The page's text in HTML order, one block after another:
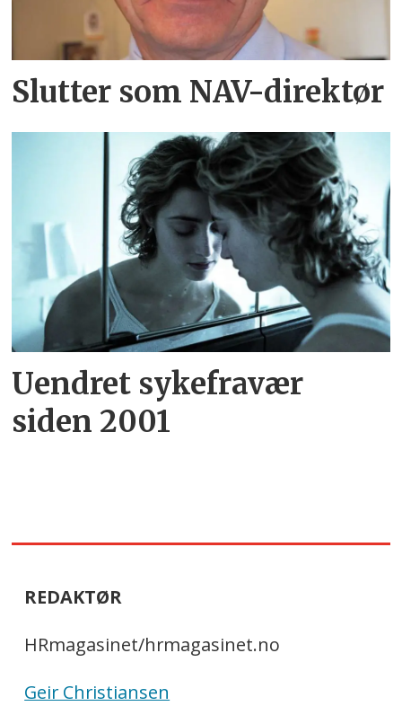
Slutter som NAV-direktør
Uendret sykefravær
siden 2001
REDAKTØR
HRmagasinet/hrmagasinet.no
Geir Christiansen